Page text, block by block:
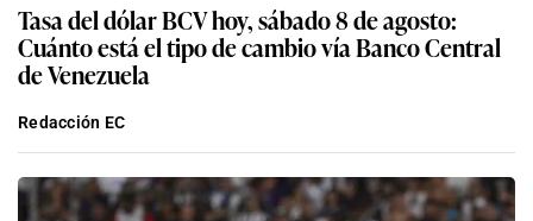
Tasa del dólar BCV hoy, sábado 8 de agosto:
Cuánto está el tipo de cambio vía Banco Central
de Venezuela
Redacción EC